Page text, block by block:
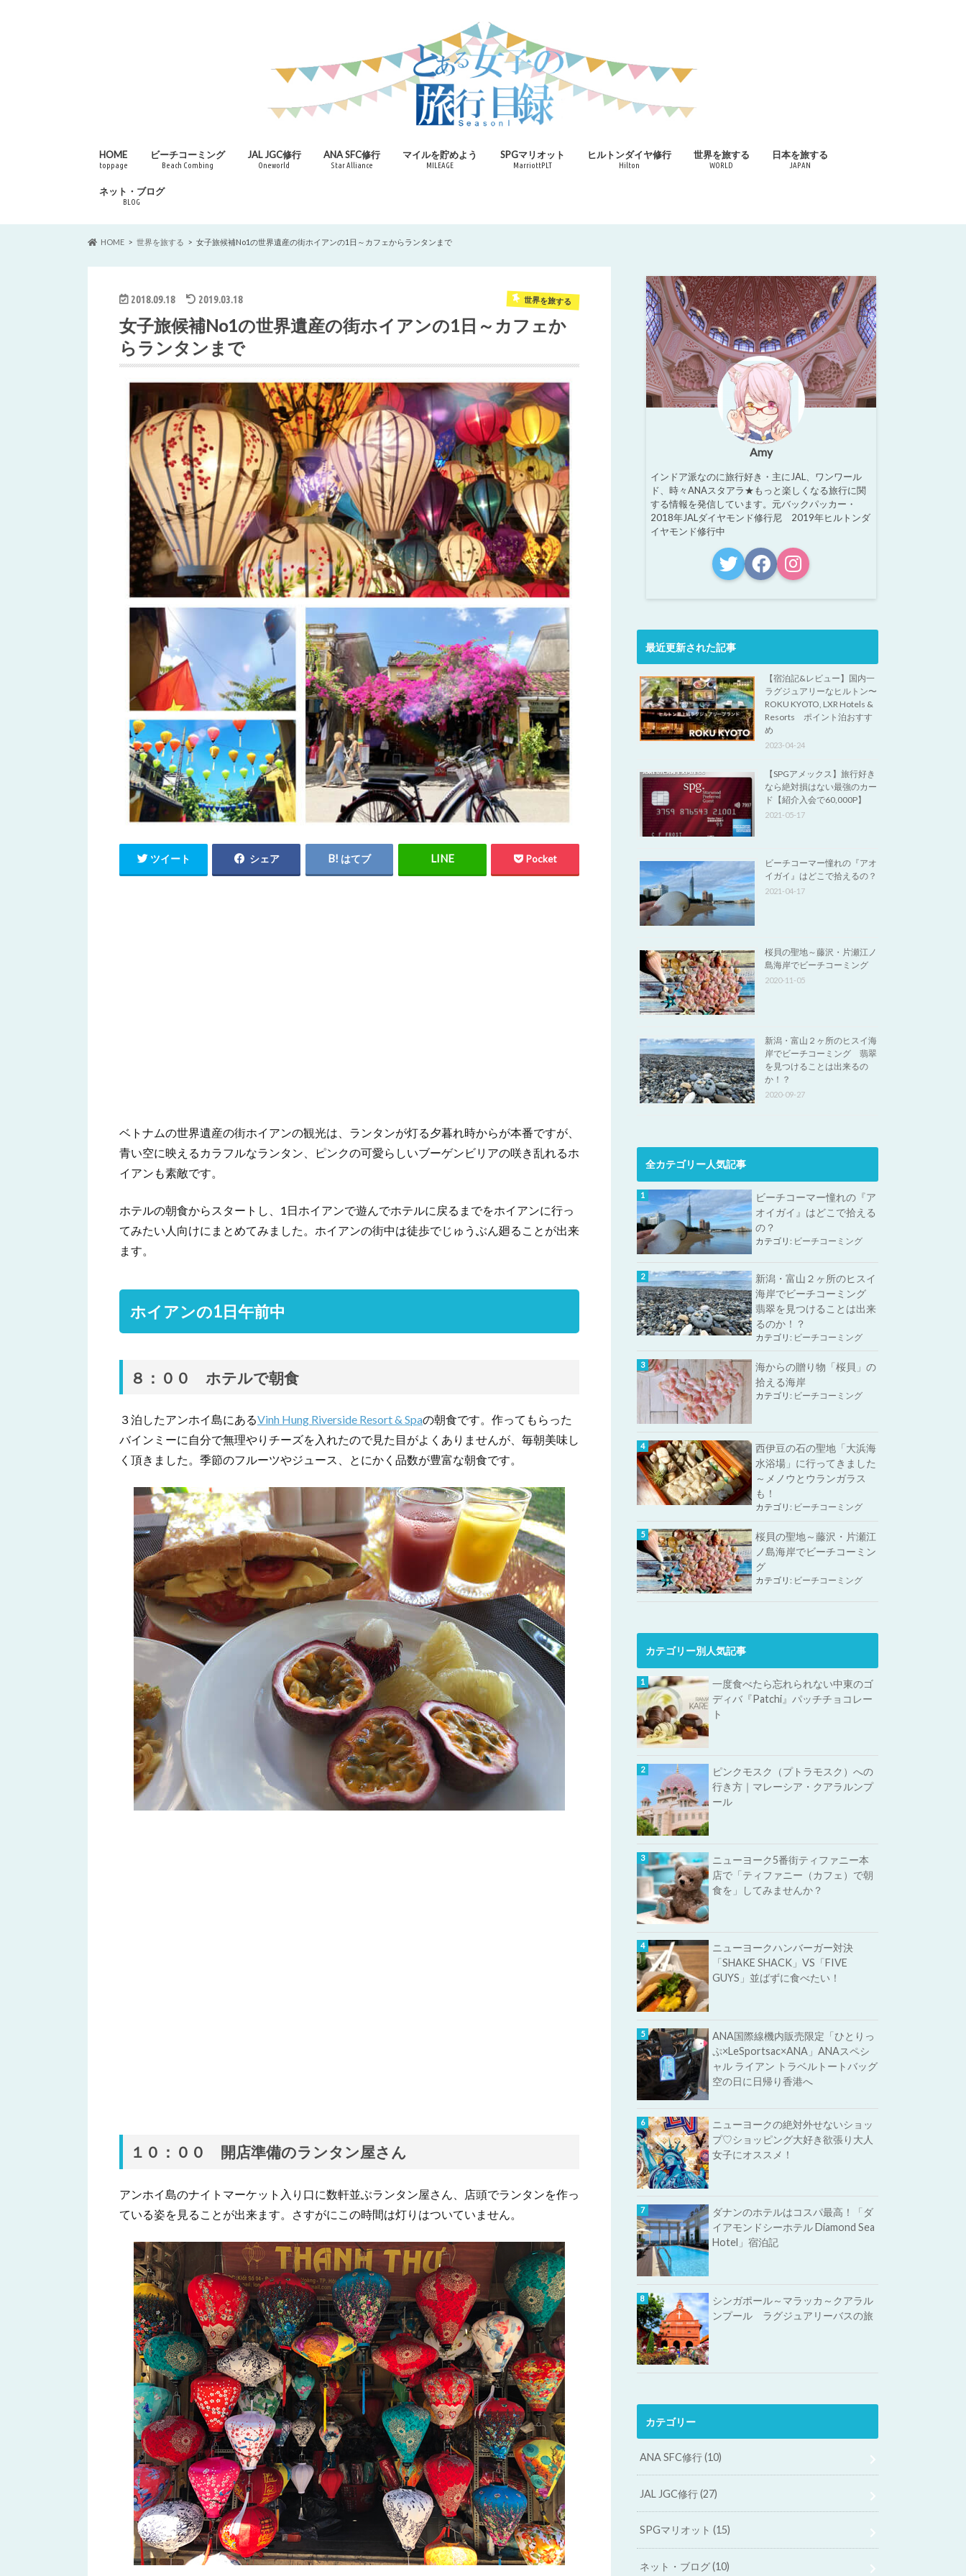
HOME
toppage
ビーチコーミング
Beach Combing
JAL JGC修行
Oneworld
ANA SFC修行
Star Alliance
マイルを貯めよう
MILEAGE
SPGマリオット
MarriottPLT
ヒルトンダイヤ修行
Hilton
世界を旅する
WORLD
日本を旅する
JAPAN
ネット・ブログ
BLOG
HOME 世界を旅する 女子旅候補No1の世界遺産の街ホイアンの1日～カフェからランタンまで
2018.09.18 2019.03.18 世界を旅する
女子旅候補No1の世界遺産の街ホイアンの1日～カフェか
らランタンまで
ツイート シェア はてブ Pocket
ベトナムの世界遺産の街ホイアンの観光は、ランタンが灯る夕暮れ時からが本番ですが、
青い空に映えるカラフルなランタン、ピンクの可愛らしいブーゲンビリアの咲き乱れるホ
イアンも素敵です。
ホテルの朝食からスタートし、1日ホイアンで遊んでホテルに戻るまでをホイアンに行っ
てみたい人向けにまとめてみました。ホイアンの街中は徒歩でじゅうぶん廻ることが出来
ます。
ホイアンの1日午前中
８：００ ホテルで朝食
３泊したアンホイ島にあるVinh Hung Riverside Resort & Spaの朝食です。作ってもらった
バインミーに自分で無理やりチーズを入れたので見た目がよくありませんが、毎朝美味し
く頂きました。季節のフルーツやジュース、とにかく品数が豊富な朝食です。
１０：００ 開店準備のランタン屋さん
アンホイ島のナイトマーケット入り口に数軒並ぶランタン屋さん、店頭でランタンを作っ
ている姿を見ることが出来ます。さすがにこの時間は灯りはついていません。
Amy
インドア派なのに旅行好き・主にJAL、ワンワール
ド、時々ANAスタアラ★もっと楽しくなる旅行に関
する情報を発信しています。元バックパッカー・
2018年JALダイヤモンド修行尼 2019年ヒルトンダ
イヤモンド修行中
最近更新された記事
【宿泊記&レビュー】国内一
ラグジュアリーなヒルトン〜
ROKU KYOTO, LXR Hotels &
Resorts ポイント泊おすす
め
2023-04-24
【SPGアメックス】旅行好き
なら絶対損はない最強のカー
ド【紹介入会で60,000P】
2021-05-17
ビーチコーマー憧れの『アオ
イガイ』はどこで拾えるの？
2021-04-17
桜貝の聖地～藤沢・片瀬江ノ
島海岸でビーチコーミング
2020-11-05
新潟・富山２ヶ所のヒスイ海
岸でビーチコーミング 翡翠
を見つけることは出来るの
か！？
2020-09-27
全カテゴリー人気記事
ビーチコーマー憧れの『ア
オイガイ』はどこで拾える
の？
カテゴリ: ビーチコーミング
新潟・富山２ヶ所のヒスイ
海岸でビーチコーミング
翡翠を見つけることは出来
るのか！？
カテゴリ: ビーチコーミング
海からの贈り物「桜貝」の
拾える海岸
カテゴリ: ビーチコーミング
西伊豆の石の聖地「大浜海
水浴場」に行ってきました
～メノウとウランガラス
も！
カテゴリ: ビーチコーミング
桜貝の聖地～藤沢・片瀬江
ノ島海岸でビーチコーミン
グ
カテゴリ: ビーチコーミング
カテゴリー別人気記事
一度食べたら忘れられない中東のゴ
ディバ『Patchi』パッチチョコレー
ト
ピンクモスク（プトラモスク）への
行き方｜マレーシア・クアラルンプ
ール
ニューヨーク5番街ティファニー本
店で「ティファニー（カフェ）で朝
食を」してみませんか？
ニューヨークハンバーガー対決
「SHAKE SHACK」VS「FIVE
GUYS」並ばずに食べたい！
ANA国際線機内販売限定「ひとりっ
ぷ×LeSportsac×ANA」ANAスペシ
ャル ライアン トラベルトートバッグ
空の日に日帰り香港へ
ニューヨークの絶対外せないショッ
プ♡ショッピング大好き欲張り大人
女子にオススメ！
ダナンのホテルはコスパ最高！「ダ
イアモンドシーホテル Diamond Sea
Hotel」宿泊記
シンガポール～マラッカ～クアラル
ンプール ラグジュアリーバスの旅
カテゴリー
ANA SFC修行(10)
JAL JGC修行(27)
SPGマリオット(15)
ネット・ブログ(10)